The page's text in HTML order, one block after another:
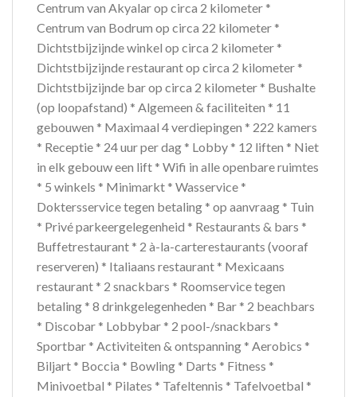
Centrum van Akyalar op circa 2 kilometer *
Centrum van Bodrum op circa 22 kilometer *
Dichtstbijzijnde winkel op circa 2 kilometer *
Dichtstbijzijnde restaurant op circa 2 kilometer *
Dichtstbijzijnde bar op circa 2 kilometer * Bushalte
(op loopafstand) * Algemeen & faciliteiten * 11
gebouwen * Maximaal 4 verdiepingen * 222 kamers
* Receptie * 24 uur per dag * Lobby * 12 liften * Niet
in elk gebouw een lift * Wifi in alle openbare ruimtes
* 5 winkels * Minimarkt * Wasservice *
Doktersservice tegen betaling * op aanvraag * Tuin
* Privé parkeergelegenheid * Restaurants & bars *
Buffetrestaurant * 2 à-la-carterestaurants (vooraf
reserveren) * Italiaans restaurant * Mexicaans
restaurant * 2 snackbars * Roomservice tegen
betaling * 8 drinkgelegenheden * Bar * 2 beachbars
* Discobar * Lobbybar * 2 pool-/snackbars *
Sportbar * Activiteiten & ontspanning * Aerobics *
Biljart * Boccia * Bowling * Darts * Fitness *
Minivoetbal * Pilates * Tafeltennis * Tafelvoetbal *